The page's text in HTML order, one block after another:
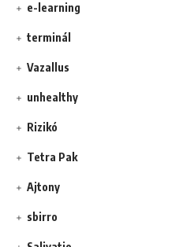
e-learning
terminál
Vazallus
unhealthy
Rizikó
Tetra Pak
Ajtony
sbirro